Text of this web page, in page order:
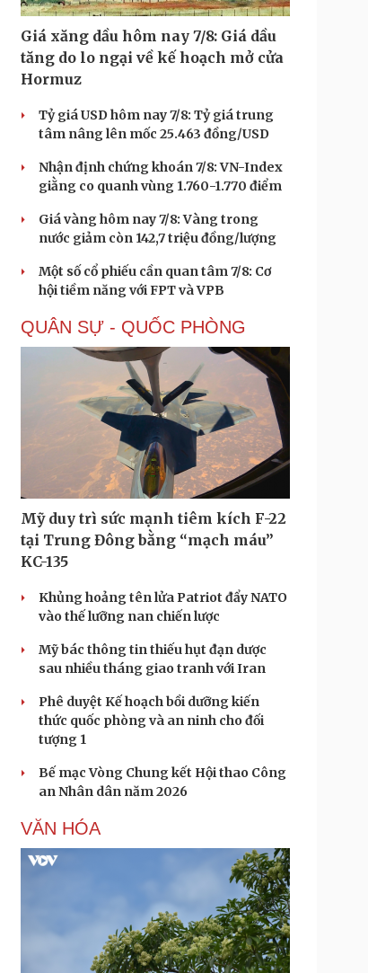
Giá xăng dầu hôm nay 7/8: Giá dầu
tăng do lo ngại về kế hoạch mở cửa
Hormuz
Tỷ giá USD hôm nay 7/8: Tỷ giá trung
tâm nâng lên mốc 25.463 đồng/USD
Nhận định chứng khoán 7/8: VN-Index
giằng co quanh vùng 1.760-1.770 điểm
Giá vàng hôm nay 7/8: Vàng trong
nước giảm còn 142,7 triệu đồng/lượng
Một số cổ phiếu cần quan tâm 7/8: Cơ
hội tiềm năng với FPT và VPB
QUÂN SỰ - QUỐC PHÒNG
Mỹ duy trì sức mạnh tiêm kích F-22
tại Trung Đông bằng “mạch máu”
KC-135
Khủng hoảng tên lửa Patriot đẩy NATO
vào thế lưỡng nan chiến lược
Mỹ bác thông tin thiếu hụt đạn dược
sau nhiều tháng giao tranh với Iran
Phê duyệt Kế hoạch bồi dưỡng kiến
thức quốc phòng và an ninh cho đối
tượng 1
Bế mạc Vòng Chung kết Hội thao Công
an Nhân dân năm 2026
VĂN HÓA